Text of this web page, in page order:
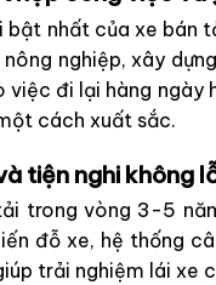
nhất của xe bán
nông nghiệp, xây
việc đi lại hàng
cách xuất sắc.
tiện nghi không
trong vòng 3-5
đỗ xe, hệ thống
trải nghiệm lái xe